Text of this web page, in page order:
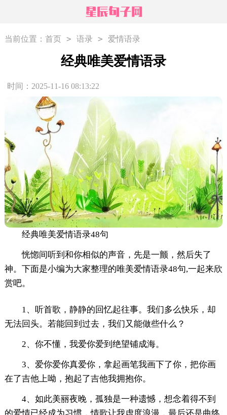
当前位置： 首页 > 语录 > 爱情语录
经典唯美爱情语录
时间：2025-11-16 08:13:22
经典唯美爱情语录48句
恍惚间听到和你相似的声音，先是一颤，然后失了
神。下面是小编为大家整理的唯美爱情语录48句,一起来欣
赏吧。
1、听首歌，静静的回忆起往事。我们多么快乐，却
无法回头。若能回到过去，我们又能做些什么？
2、你不懂，我爱你爱到绝望铺成海。
3、爱你爱你真爱你，拿起画笔我画下了你，把你画
在了吉他上呦，抱起了吉他我拥抱你。
4、如此美丽夜晚，孤独是一种遗憾，想念着得不到